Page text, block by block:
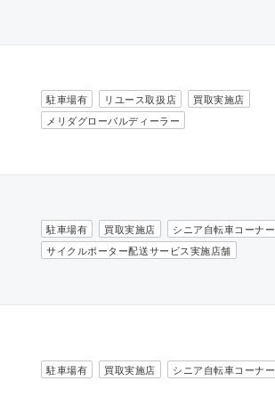
駐車場有 リユース取扱店
買取実施店
メリダグローバルディーラー
駐車場有 買取実施店
シニア自転車コーナー
サイクルポーター配送サービス実施店舗
駐車場有 買取実施店 シニア自転車コーナー